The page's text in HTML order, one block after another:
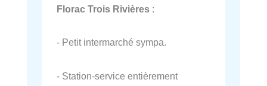
Florac Trois Rivières :
- Petit intermarché sympa.
- Station-service entièrement